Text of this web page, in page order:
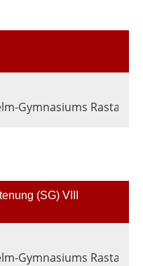
Gymnasiums Rastatt,
(SG) VIII
Gymnasiums Rastatt,